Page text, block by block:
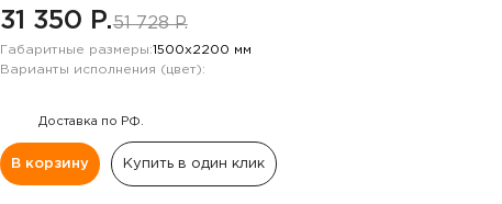
31 350 P.51 728 P.
Габаритные размеры:1500х2200 мм
Варианты исполнения (цвет):
Доставка по РФ.
В корзину Купить в один клик